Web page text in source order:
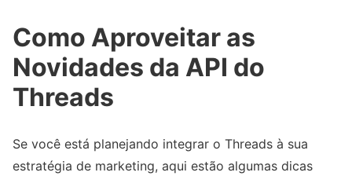
Como Aproveitar as
Novidades da API do
Threads
Se você está planejando integrar o Threads à sua
estratégia de marketing, aqui estão algumas dicas